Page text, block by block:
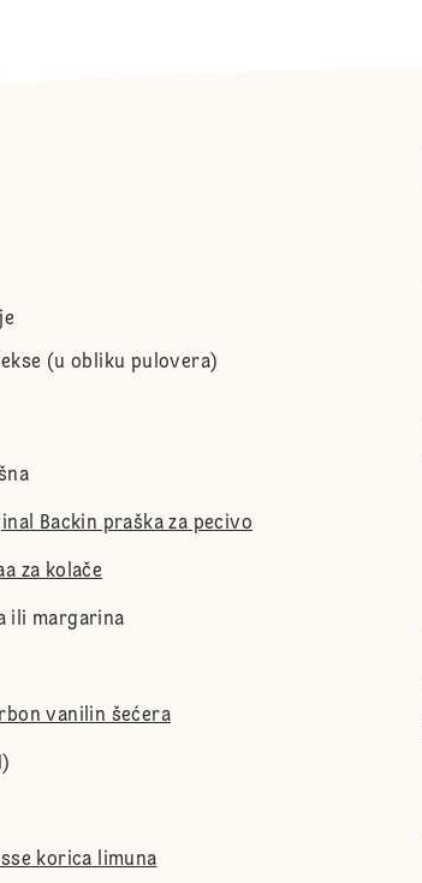
(u obliku pulovera)
Backin praška za pecivo
za kolače
ili margarina
vanilin šećera
korica limuna